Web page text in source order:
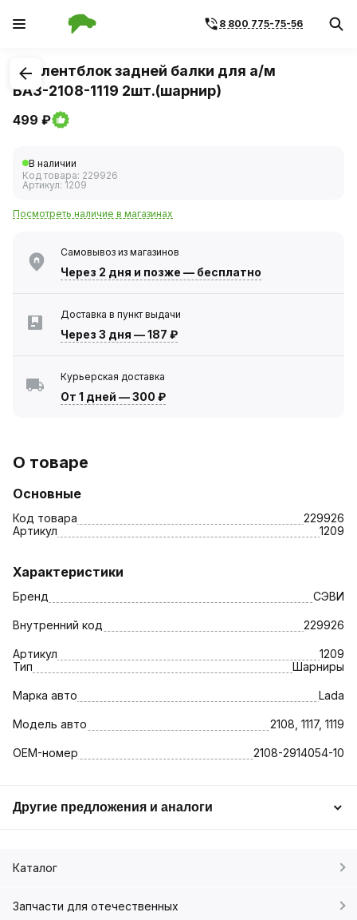
8 800 775-75-56
1/1
Сайлентблок задней балки для а/м
ВАЗ-2108-1119 2шт.(шарнир)
499 ₽
В наличии
Код товара: 229926
Артикул: 1209
Посмотреть наличие в магазинах
Самовывоз из магазинов
Через 2 дня и позже — бесплатно
Доставка в пункт выдачи
Через 3 дня —187 ₽
Курьерская доставка
От 1 дней —300 ₽
О товаре
Основные
Код товара
229926
Артикул
1209
Характеристики
Бренд СЭВИ
Внутренний код 229926
Артикул
1209
Тип
Шарниры
Марка авто Lada
Модель авто 2108, 1117, 1119
OEM-номер 2108-2914054-10
Другие предложения и аналоги
Каталог
Запчасти для отечественных